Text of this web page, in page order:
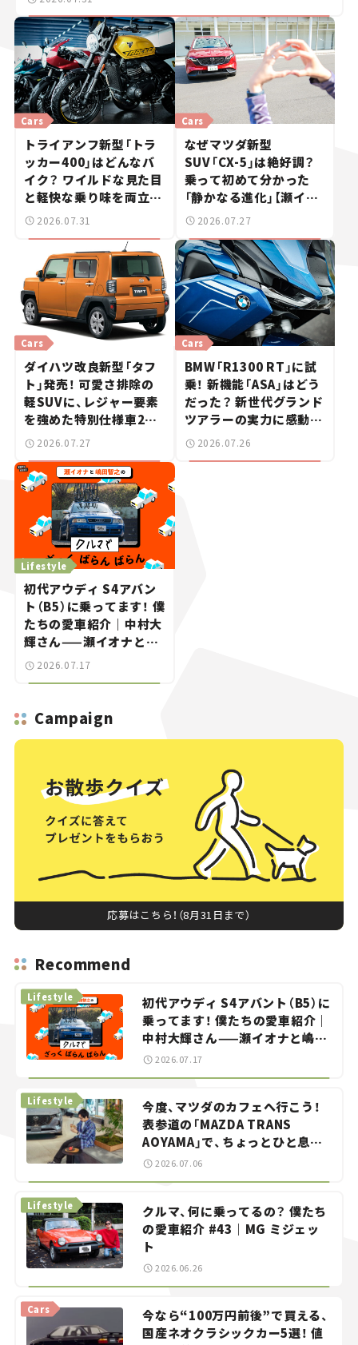
Cars
トライアンフ新型「トラ
ッカー400」はどんなバ
イク？ ワイルドな見た目
と軽快な乗り味を両立し
た400ccフラットトラッ
2026.07.31
Cars
なぜマツダ新型
SUV「CX-5」は絶好調？
乗って初めて分かった
「静かなる進化」【瀬イオ
ナの試乗レビュー】
2026.07.27
Cars
ダイハツ改良新型「タフ
ト」発売！ 可愛さ排除の
軽SUVに、レジャー要素
を強めた特別仕様車2モ
デルを設定【新車ニュー
ス】
2026.07.27
Cars
BMW「R1300 RT」に試
乗！ 新機能「ASA」はどう
だった？ 新世代グランド
ツアラーの実力に感動
【試乗レビュー】
2026.07.26
Lifestyle
初代アウディ S4アバン
ト（B5）に乗ってます！ 僕
たちの愛車紹介｜中村大
輝さん——瀬イオナと嶋
田智之の「クルマでざっ
2026.07.17
Campaign
応募はこちら！（8月31日まで）
Recommend
初代アウディ S4アバント（B5）に
乗ってます！ 僕たちの愛車紹介｜
中村大輝さん——瀬イオナと嶋田
智之の「クルマでざっくばらんば
Lifestyle
2026.07.17
今度、マツダのカフェへ行こう！
表参道の「MAZDA TRANS
AOYAMA」で、ちょっとひと息。
——連載｜CCGとクルマでどうす
Lifestyle
2026.07.06
クルマ、何に乗ってるの？ 僕たち
の愛車紹介 #43｜MG ミジェッ
ト
Lifestyle
2026.06.26
今なら“100万円前後”で買える、
国産ネオクラシックカー5選！ 値
Cars